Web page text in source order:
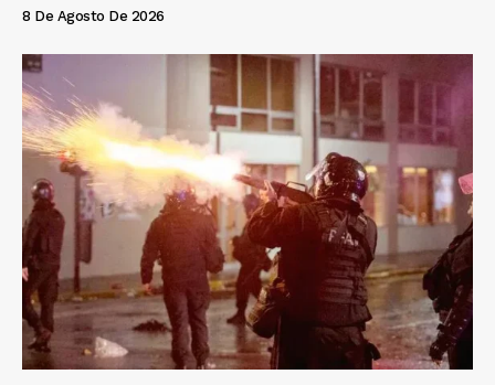
8 De Agosto De 2026